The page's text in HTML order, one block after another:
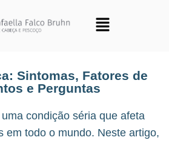
Sintomas, Fatores de
e Perguntas
condição séria que afeta
em todo o mundo. Neste artigo,